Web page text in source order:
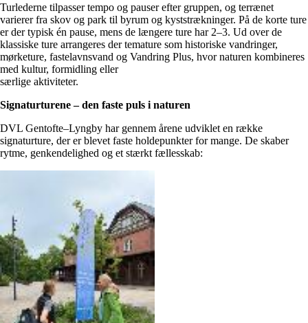
Turlederne tilpasser tempo og pauser efter gruppen, og terrænet
varierer fra skov og park til byrum og kyststrækninger. På de korte ture
er der typisk én pause, mens de længere ture har 2–3. Ud over de
klassiske ture arrangeres der temature som historiske vandringer,
mørketure, fastelavnsvand og Vandring Plus, hvor naturen kombineres
med kultur, formidling eller
særlige aktiviteter.
Signaturturene – den faste puls i naturen
DVL Gentofte–Lyngby har gennem årene udviklet en række
signaturture, der er blevet faste holdepunkter for mange. De skaber
rytme, genkendelighed og et stærkt fællesskab: